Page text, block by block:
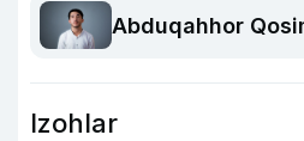
Abduqahhor
Izohlar